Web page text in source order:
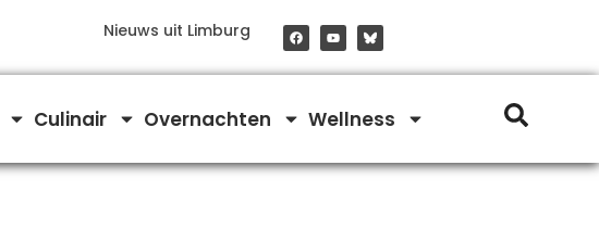
Nieuws uit Limburg F
a
c
b
k
Y
o
u
u
Culinair Overnachten Wellness